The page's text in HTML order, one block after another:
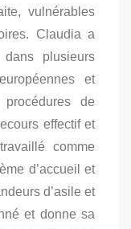
vulnérables
Claudia a
plusieurs
et
de
effectif et
comme
d’accueil et
d’asile et
et donne sa